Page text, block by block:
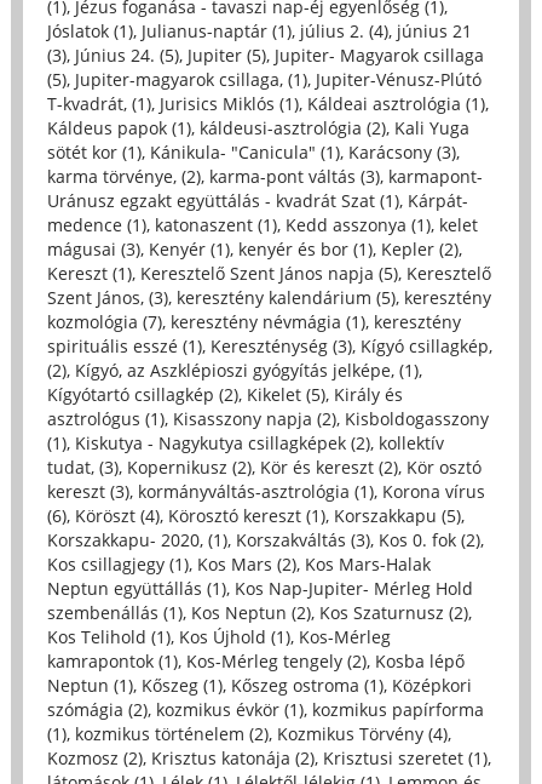
(1), Jézus foganása - tavaszi nap-éj egyenlőség (1),
Jóslatok (1), Julianus-naptár (1), július 2. (4), június 21
(3), Június 24. (5), Jupiter (5), Jupiter- Magyarok csillaga
(5), Jupiter-magyarok csillaga, (1), Jupiter-Vénusz-Plútó
T-kvadrát, (1), Jurisics Miklós (1), Káldeai asztrológia (1),
Káldeus papok (1), káldeusi-asztrológia (2), Kali Yuga
sötét kor (1), Kánikula- "Canicula" (1), Karácsony (3),
karma törvénye, (2), karma-pont váltás (3), karmapont-
Uránusz egzakt együttálás - kvadrát Szat (1), Kárpát-
medence (1), katonaszent (1), Kedd asszonya (1), kelet
mágusai (3), Kenyér (1), kenyér és bor (1), Kepler (2),
Kereszt (1), Keresztelő Szent János napja (5), Keresztelő
Szent János, (3), keresztény kalendárium (5), keresztény
kozmológia (7), keresztény névmágia (1), keresztény
spirituális esszé (1), Kereszténység (3), Kígyó csillagkép,
(2), Kígyó, az Aszklépioszi gyógyítás jelképe, (1),
Kígyótartó csillagkép (2), Kikelet (5), Király és
asztrológus (1), Kisasszony napja (2), Kisboldogasszony
(1), Kiskutya - Nagykutya csillagképek (2), kollektív
tudat, (3), Kopernikusz (2), Kör és kereszt (2), Kör osztó
kereszt (3), kormányváltás-asztrológia (1), Korona vírus
(6), Köröszt (4), Körosztó kereszt (1), Korszakkapu (5),
Korszakkapu- 2020, (1), Korszakváltás (3), Kos 0. fok (2),
Kos csillagjegy (1), Kos Mars (2), Kos Mars-Halak
Neptun együttállás (1), Kos Nap-Jupiter- Mérleg Hold
szembenállás (1), Kos Neptun (2), Kos Szaturnusz (2),
Kos Telihold (1), Kos Újhold (1), Kos-Mérleg
kamrapontok (1), Kos-Mérleg tengely (2), Kosba lépő
Neptun (1), Kőszeg (1), Kőszeg ostroma (1), Középkori
szómágia (2), kozmikus évkör (1), kozmikus papírforma
(1), kozmikus történelem (2), Kozmikus Törvény (4),
Kozmosz (2), Krisztus katonája (2), Krisztusi szeretet (1),